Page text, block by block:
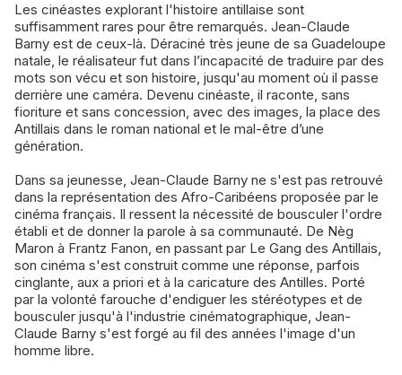
Les cinéastes explorant l'histoire antillaise sont
suffisamment rares pour être remarqués. Jean-Claude
Barny est de ceux-là. Déraciné très jeune de sa Guadeloupe
natale, le réalisateur fut dans l’incapacité de traduire par des
mots son vécu et son histoire, jusqu'au moment où il passe
derrière une caméra. Devenu cinéaste, il raconte, sans
fioriture et sans concession, avec des images, la place des
Antillais dans le roman national et le mal-être d’une
génération.
Dans sa jeunesse, Jean-Claude Barny ne s'est pas retrouvé
dans la représentation des Afro-Caribéens proposée par le
cinéma français. Il ressent la nécessité de bousculer l'ordre
établi et de donner la parole à sa communauté. De Nèg
Maron à Frantz Fanon, en passant par Le Gang des Antillais,
son cinéma s'est construit comme une réponse, parfois
cinglante, aux a priori et à la caricature des Antilles. Porté
par la volonté farouche d'endiguer les stéréotypes et de
bousculer jusqu'à l'industrie cinématographique, Jean-
Claude Barny s'est forgé au fil des années l'image d'un
homme libre.